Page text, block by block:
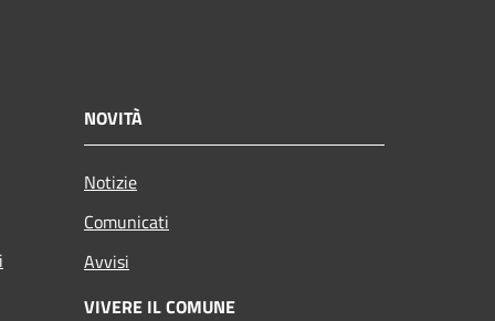
NOVITÀ
Notizie
Comunicati
Avvisi
VIVERE IL COMUNE